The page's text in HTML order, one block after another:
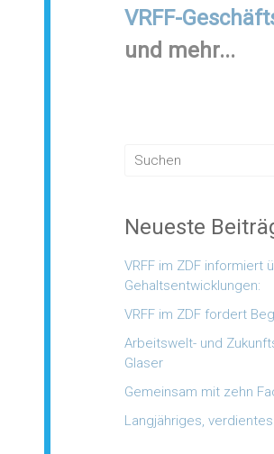
VRFF-
und mehr...
Neueste
VRFF im ZDF informiert
Gehaltsentwicklungen:
VRFF im ZDF fordert
Arbeitswelt- und
Glaser
Gemeinsam mit zehn
Langjähriges,